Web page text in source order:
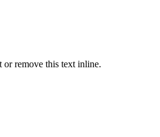
or remove this text inline.